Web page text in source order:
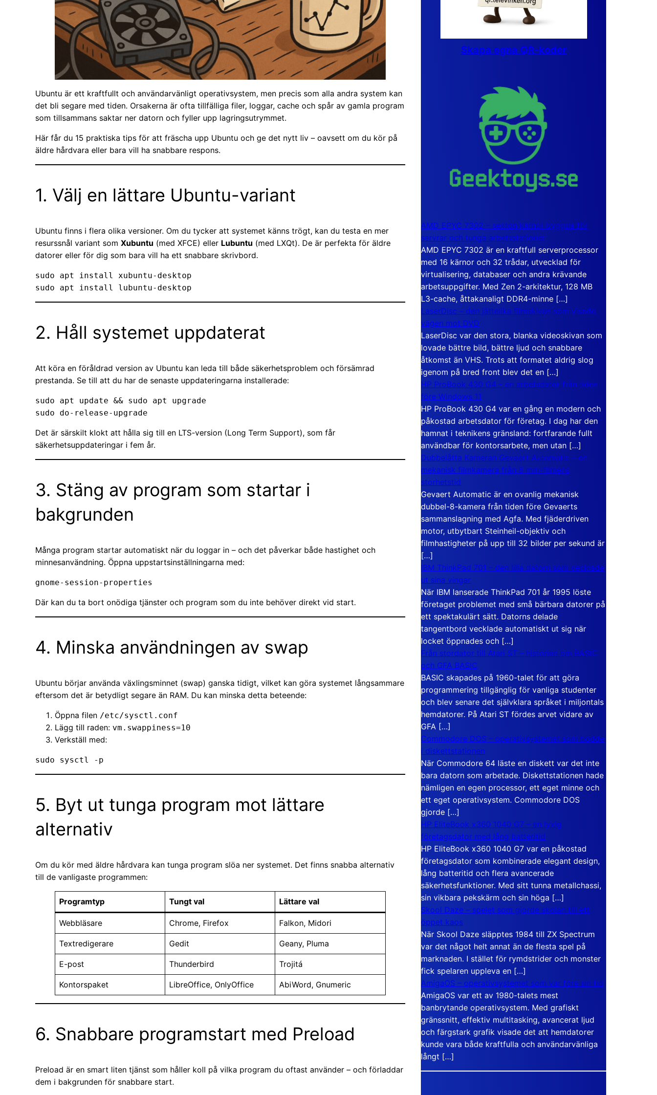
Ubuntu är ett kraftfullt och användarvänligt operativsystem, men precis som alla andra system kan
det bli segare med tiden. Orsakerna är ofta tillfälliga filer, loggar, cache och spår av gamla program
som tillsammans saktar ner datorn och fyller upp lagringsutrymmet.
Här får du 15 praktiska tips för att fräscha upp Ubuntu och ge det nytt liv – oavsett om du kör på
äldre hårdvara eller bara vill ha snabbare respons.
1. Välj en lättare Ubuntu-variant
Ubuntu finns i flera olika versioner. Om du tycker att systemet känns trögt, kan du testa en mer
resurssnål variant som Xubuntu (med XFCE) eller Lubuntu (med LXQt). De är perfekta för äldre
datorer eller för dig som bara vill ha ett snabbare skrivbord.
sudo apt install xubuntu-desktop
2. Håll systemet uppdaterat
Att köra en föråldrad version av Ubuntu kan leda till både säkerhetsproblem och försämrad
prestanda. Se till att du har de senaste uppdateringarna installerade:
sudo apt update && sudo apt upgrade
Det är särskilt klokt att hålla sig till en LTS-version (Long Term Support), som får
säkerhetsuppdateringar i fem år.
3. Stäng av program som startar i
bakgrunden
Många program startar automatiskt när du loggar in – och det påverkar både hastighet och
minnesanvändning. Öppna uppstartsinställningarna med:
Där kan du ta bort onödiga tjänster och program som du inte behöver direkt vid start.
4. Minska användningen av swap
Ubuntu börjar använda växlingsminnet (swap) ganska tidigt, vilket kan göra systemet långsammare
eftersom det är betydligt segare än RAM. Du kan minska detta beteende:
Öppna filen /etc/sysctl.conf
Lägg till raden: vm.swappiness=10
Verkställ med:
5. Byt ut tunga program mot lättare
alternativ
Om du kör med äldre hårdvara kan tunga program slöa ner systemet. Det finns snabba alternativ
till de vanligaste programmen:
Programtyp Tungt val Lättare val
Webbläsare Chrome, Firefox Falkon, Midori
Textredigerare Gedit Geany, Pluma
E-post Thunderbird Trojitá
Kontorspaket LibreOffice, OnlyOffice AbiWord, Gnumeric
6. Snabbare programstart med Preload
Preload är en smart liten tjänst som håller koll på vilka program du oftast använder – och förladdar
dem i bakgrunden för snabbare start.
Skapa egna QR-koder
AMD EPYC 7302 – sexton kärnor byggda för
servrar och tunga arbetsstationer
AMD EPYC 7302 är en kraftfull serverprocessor
med 16 kärnor och 32 trådar, utvecklad för
virtualisering, databaser och andra krävande
arbetsuppgifter. Med Zen 2-arkitektur, 128 MB
L3-cache, åttakanaligt DDR4-minne […]
LaserDisc – den jättelika filmskivan som visade
vägen mot DVD
LaserDisc var den stora, blanka videoskivan som
lovade bättre bild, bättre ljud och snabbare
åtkomst än VHS. Trots att formatet aldrig slog
igenom på bred front blev det en […]
HP ProBook 430 G4 – en arbetsdator från tiden
före Windows 11
HP ProBook 430 G4 var en gång en modern och
påkostad arbetsdator för företag. I dag har den
hamnat i teknikens gränsland: fortfarande fullt
användbar för kontorsarbete, men utan […]
Dubbelåtta Kameran Gevaert Automatic – en
mekanisk filmkamera från 8 mm-filmens
storhetstid
Gevaert Automatic är en ovanlig mekanisk
dubbel-8-kamera från tiden före Gevaerts
sammanslagning med Agfa. Med fjäderdriven
motor, utbytbart Steinheil-objektiv och
filmhastigheter på upp till 32 bilder per sekund är
[…]
IBM ThinkPad 701 – den lilla datorn som vecklade
ut sina vingar
När IBM lanserade ThinkPad 701 år 1995 löste
företaget problemet med små bärbara datorer på
ett spektakulärt sätt. Datorns delade
tangentbord vecklade automatiskt ut sig när
locket öppnades och […]
Från stordator till Atari ST – historien om BASIC
och GFA BASIC
BASIC skapades på 1960-talet för att göra
programmering tillgänglig för vanliga studenter
och blev senare det självklara språket i miljontals
hemdatorer. På Atari ST fördes arvet vidare av
GFA […]
Commodore DOS – operativsystemet som bodde
i diskettstationen
När Commodore 64 läste en diskett var det inte
bara datorn som arbetade. Diskettstationen hade
nämligen en egen processor, ett eget minne och
ett eget operativsystem. Commodore DOS
gjorde […]
HP EliteBook x360 1040 G7 – en lyxig
företagsdator med lång batteritid
HP EliteBook x360 1040 G7 var en påkostad
företagsdator som kombinerade elegant design,
lång batteritid och flera avancerade
säkerhetsfunktioner. Med sitt tunna metallchassi,
sin vikbara pekskärm och sin höga […]
Skool Daze – spelet som gjorde skolan till ett
öppet kaos
När Skool Daze släpptes 1984 till ZX Spectrum
var det något helt annat än de flesta spel på
marknaden. I stället för rymdstrider och monster
fick spelaren uppleva en […]
AmigaOS – operativsystemet som var före sin tid
AmigaOS var ett av 1980-talets mest
banbrytande operativsystem. Med grafiskt
gränssnitt, effektiv multitasking, avancerat ljud
och färgstark grafik visade det att hemdatorer
kunde vara både kraftfulla och användarvänliga
långt […]